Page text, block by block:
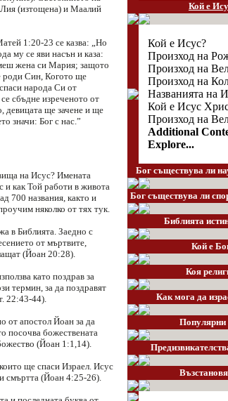
(изтощена) и Маалий
1:20-23 се казва: „Но
му се яви насън и каза:
жена си Мария; защото
роди Син, Когото ще
народа Си от
сбъдне изреченото от
девицата ще зачене и ще
значи: Бог с нас.”
на Исус? Имената
и как Той работи в живота
700 названия, както и
няколко от тях тук.
в Библията. Заедно с
от мъртвите,
(Йоан 20:28).
като поздрав за
термин, за да поздравят
22:43-44).
от апостол Йоан за да
посочва божествената
(Йоан 1:1,14).
ще спаси Израел. Исус
смъртта (Йоан 4:25-26).
Кой е
Кой е Исус?
Произход на
Произход на
Произход на
Названията на
Кой е Исус
Произход на
Additional
Explore...
Бог съществува ли
Бог съществува ли
Библията
Кой е
Коя
Как мога да
Популярни